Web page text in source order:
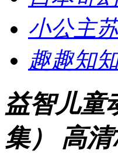
小公主
趣趣知
益智儿童
集） 高